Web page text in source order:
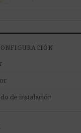
de instalación